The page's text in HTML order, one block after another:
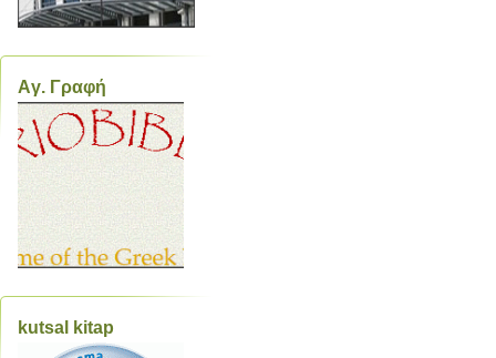
Aγ. Γραφή
kutsal kitap